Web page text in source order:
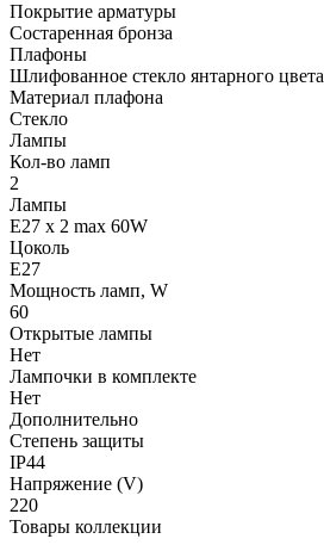
Покрытие арматуры
Состаренная бронза
Плафоны
Шлифованное стекло янтарного цвета
Материал плафона
Стекло
Лампы
Кол-во ламп
2
Лампы
E27 x 2 max 60W
Цоколь
E27
Мощность ламп, W
60
Открытые лампы
Нет
Лампочки в комплекте
Нет
Дополнительно
Степень защиты
IP44
Напряжение (V)
220
Товары коллекции